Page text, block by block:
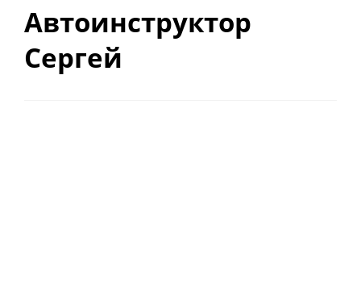
Автоинструктор
Сергей